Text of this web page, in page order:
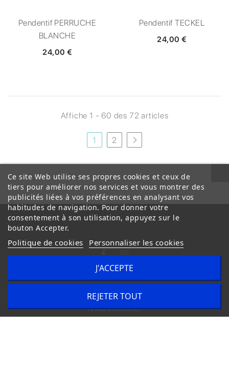
Pendentif PERRUCHE
BLANCHE
24,00 €
Pendentif TECKEL
24,00 €
Affiche 1 - 60 des 72 articles
1 2
Conditions Générales de Vente
Nous contacter
Ce site Web utilise ses propres cookies et ceux de
tiers pour améliorer nos services et vous montrer des
publicités liées à vos préférences en analysant vos
habitudes de navigation. Pour donner votre
consentement à son utilisation, appuyez sur le
bouton Accepter.
Politique de cookies Personnaliser les cookies
REJETER TOUT
J'ACCEPTE